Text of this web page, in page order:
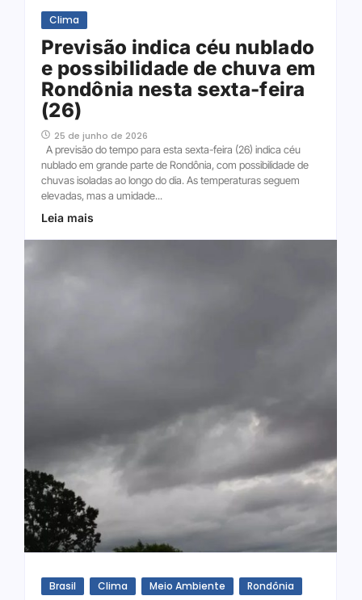
Clima
Previsão indica céu nublado
e possibilidade de chuva em
Rondônia nesta sexta-feira
(26)
25 de junho de 2026
A previsão do tempo para esta sexta-feira (26) indica céu
nublado em grande parte de Rondônia, com possibilidade de
chuvas isoladas ao longo do dia. As temperaturas seguem
elevadas, mas a umidade...
Leia mais
Brasil Clima Meio Ambiente Rondônia